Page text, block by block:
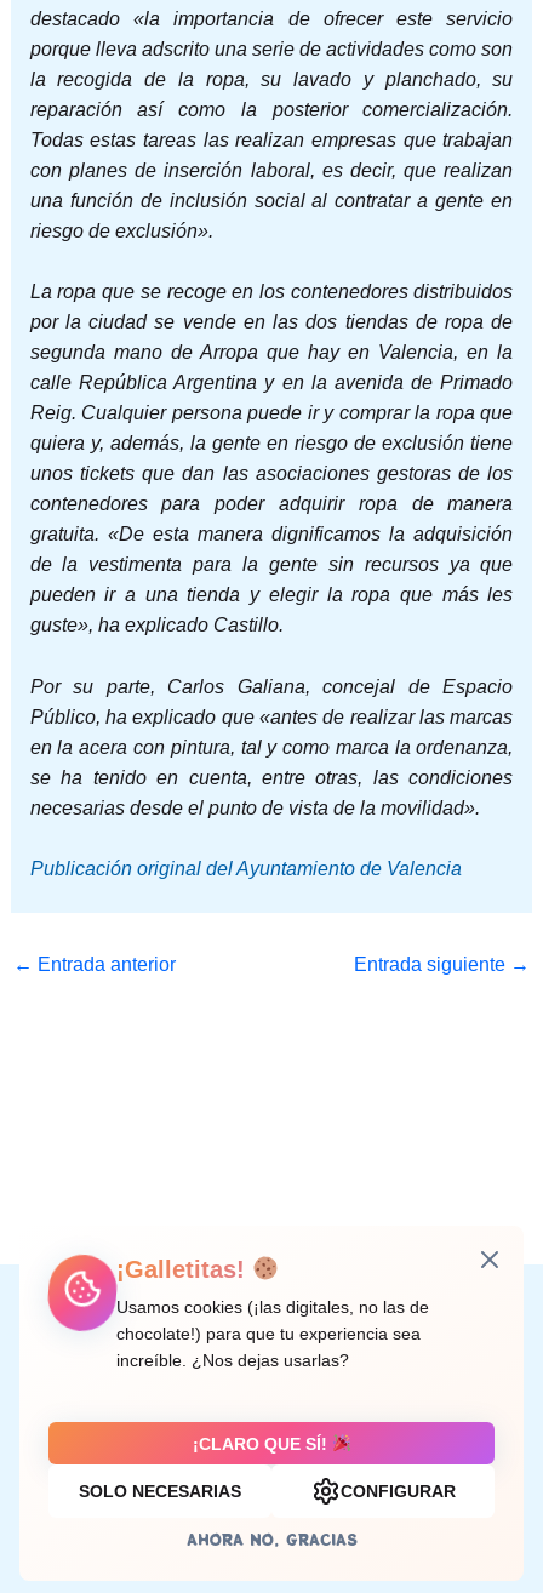
destacado «la importancia de ofrecer este servicio
porque lleva adscrito una serie de actividades como son
la recogida de la ropa, su lavado y planchado, su
reparación así como la posterior comercialización.
Todas estas tareas las realizan empresas que trabajan
con planes de inserción laboral, es decir, que realizan
una función de inclusión social al contratar a gente en
riesgo de exclusión».
La ropa que se recoge en los contenedores distribuidos
por la ciudad se vende en las dos tiendas de ropa de
segunda mano de Arropa que hay en Valencia, en la
calle República Argentina y en la avenida de Primado
Reig. Cualquier persona puede ir y comprar la ropa que
quiera y, además, la gente en riesgo de exclusión tiene
unos tickets que dan las asociaciones gestoras de los
contenedores para poder adquirir ropa de manera
gratuita. «De esta manera dignificamos la adquisición
de la vestimenta para la gente sin recursos ya que
pueden ir a una tienda y elegir la ropa que más les
guste», ha explicado Castillo.
Por su parte, Carlos Galiana, concejal de Espacio
Público, ha explicado que «antes de realizar las marcas
en la acera con pintura, tal y como marca la ordenanza,
se ha tenido en cuenta, entre otras, las condiciones
necesarias desde el punto de vista de la movilidad».
Publicación original del Ayuntamiento de Valencia
← Entrada anterior Entrada siguiente →
Instagram
Facebook
X LinkedIn
Correo electrónico
C/ Doctor Rodríguez de la Fuente, 8 València
Aviso legal
¡Galletitas!
Usamos cookies (¡las digitales, no las de
chocolate!) para que tu experiencia sea
increíble. ¿Nos dejas usarlas?
¡CLARO QUE SÍ!
SOLO NECESARIAS CONFIGURAR
AHORA NO, GRACIAS